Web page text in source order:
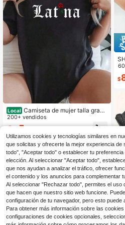
Local Camiseta de mujer talla grand
e de algodón para mujeres latinas, h
ispanas, chicanas, chingona, para
3XL, 4XL, 5XL
200+ vendidos
5
to
$
Utilizamos cookies y tecnologías similares en
que solicitas y ofrecerte la mejor experiencia de
todo", "Aceptar todo" o establecer tu
elección. Al seleccionar "Aceptar todo",
que nos ayudan a analizar el tráfico, ofrecer
el contenido y los anuncios para complementar
Al seleccionar "Rechazar todo", permites el
que hacen que nuestro sitio web funcione.
configuración de tu navegador, pero esto puede
Para obtener más información sobre las
configuraciones de cookies opcionales,